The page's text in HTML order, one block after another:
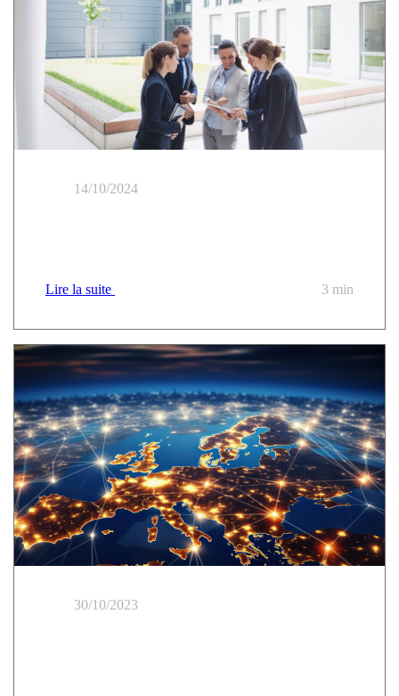
14/10/2024
Lire la suite 3 min
30/10/2023